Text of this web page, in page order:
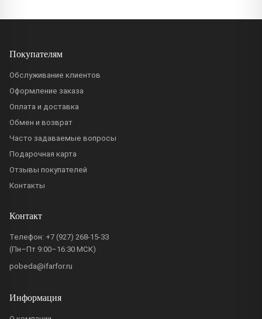
Покупателям
Обслуживание клиентов
Оформление заказа
Оплата и доставка
Обмен и возврат
Часто задаваемые вопросы
Подарочная карта
Отзывы покупателей
Контакты
Контакт
Телефон: +7 (927) 268-15-33
(Пн–Пт 9:00–16:30 МСК)
pobeda@ifarfor.ru
Информация